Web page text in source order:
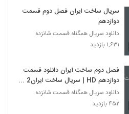
سریال ساخت ایران فصل دوم قسمت
دوازدهم
دانلود سریال همگناه قسمت شانزده
۱,۶۳۱ بازدید
فصل دوم ساخت ایران دانلود قسمت
دوازدهم HD | سریال ساخت ایران2
قسمت12. میهن ویدئو 12 دوازدهم
دانلود سریال همگناه قسمت شانزده
۴۵۲ بازدید